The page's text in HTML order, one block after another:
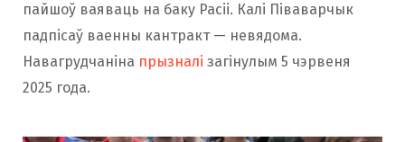
пайшоў ваяваць на баку Расіі. Калі Піваварчык
падпісаў ваенны кантракт — невядома.
Навагрудчаніна прызналі загінулым 5 чэрвеня
2025 года.